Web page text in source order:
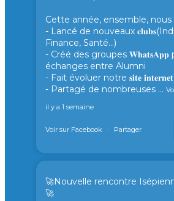
Cette année, ensemble, nous
- Lancé de nouveaux
Finance, Santé...)
- Créé des groupes 𝐖𝐡𝐚𝐭𝐬𝐀𝐩𝐩
échanges entre Alumni
- Fait évoluer notre 𝐬𝐢𝐭𝐞 𝐢𝐧𝐭𝐞𝐫𝐧𝐞𝐭
- Partagé de nombreuses ...
il y a 1 semaine
Voir sur Facebook · Partager
🚀Nouvelle rencontre
🚀